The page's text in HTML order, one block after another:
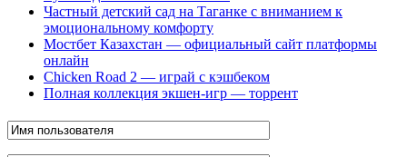
Частный детский сад на Таганке с вниманием к
эмоциональному комфорту
Мостбет Казахстан — официальный сайт платформы
онлайн
Chicken Road 2 — играй с кэшбеком
Полная коллекция экшен-игр — торрент